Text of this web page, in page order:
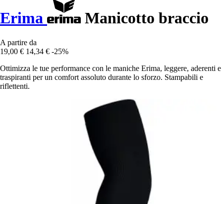
Erima Manicotto braccio
A partire da
19,00 € 14,34 € -25%
Ottimizza le tue performance con le maniche Erima, leggere, aderenti e
traspiranti per un comfort assoluto durante lo sforzo. Stampabili e
riflettenti.